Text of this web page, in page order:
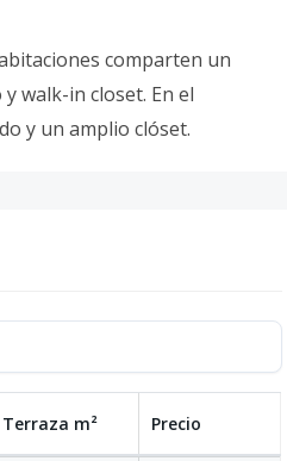
comparten un
walk-in closet. En el
y un amplio clóset.
Terraza m² Precio